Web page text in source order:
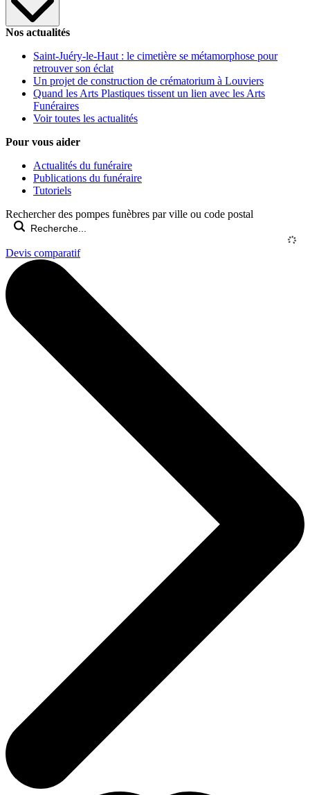
Nos actualités
Saint-Juéry-le-Haut : le cimetière se métamorphose pour
retrouver son éclat
Un projet de construction de crématorium à Louviers
Quand les Arts Plastiques tissent un lien avec les Arts
Funéraires
Voir toutes les actualités
Pour vous aider
Actualités du funéraire
Publications du funéraire
Tutoriels
Rechercher des pompes funèbres par ville ou code postal
Devis comparatif